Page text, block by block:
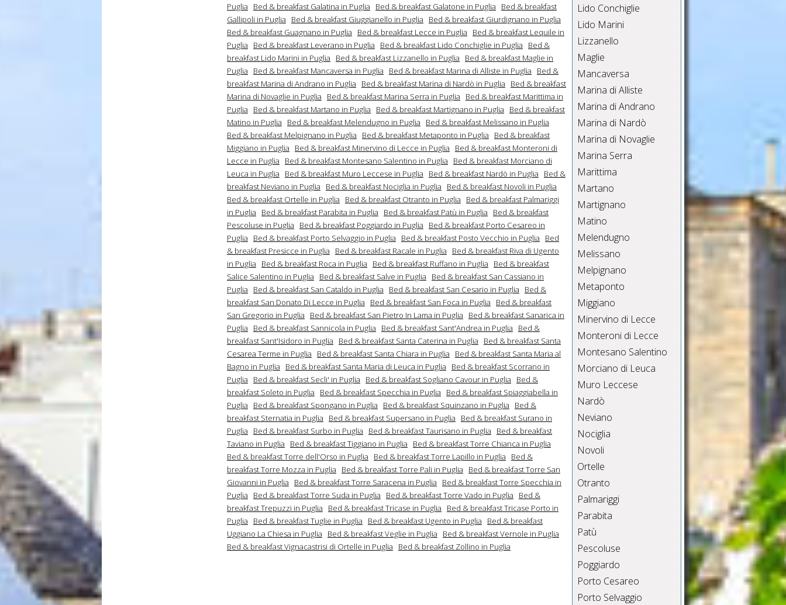
Puglia
Bed & breakfast Galatina in Puglia Bed & breakfast Galatone in Puglia
Bed & breakfast
Gallipoli in Puglia
Bed & breakfast Giuggianello in Puglia
Bed & breakfast Giurdignano in Puglia
Bed & breakfast Guagnano in Puglia
Bed & breakfast Lecce in Puglia
Bed & breakfast Lequile in
Puglia
Bed & breakfast Leverano in Puglia Bed & breakfast Lido Conchiglie in Puglia
Bed &
breakfast Lido Marini in Puglia
Bed & breakfast Lizzanello in Puglia
Bed & breakfast Maglie in
Puglia
Bed & breakfast Mancaversa in Puglia Bed & breakfast Marina di Alliste in Puglia
Bed &
breakfast Marina di Andrano in Puglia
Bed & breakfast Marina di Nardò in Puglia
Bed & breakfast
Marina di Novaglie in Puglia
Bed & breakfast Marina Serra in Puglia
Bed & breakfast Marittima in
Puglia
Bed & breakfast Martano in Puglia Bed & breakfast Martignano in Puglia
Bed & breakfast
Matino in Puglia
Bed & breakfast Melendugno in Puglia
Bed & breakfast Melissano in Puglia
Bed & breakfast Melpignano in Puglia
Bed & breakfast Metaponto in Puglia
Bed & breakfast
Miggiano in Puglia
Bed & breakfast Minervino di Lecce in Puglia
Bed & breakfast Monteroni di
Lecce in Puglia
Bed & breakfast Montesano Salentino in Puglia
Bed & breakfast Morciano di
Leuca in Puglia
Bed & breakfast Muro Leccese in Puglia Bed & breakfast Nardò in Puglia
Bed &
breakfast Neviano in Puglia
Bed & breakfast Nociglia in Puglia
Bed & breakfast Novoli in Puglia
Bed & breakfast Ortelle in Puglia
Bed & breakfast Otranto in Puglia
Bed & breakfast Palmariggi
in Puglia
Bed & breakfast Parabita in Puglia Bed & breakfast Patù in Puglia
Bed & breakfast
Pescoluse in Puglia
Bed & breakfast Poggiardo in Puglia
Bed & breakfast Porto Cesareo in
Puglia
Bed & breakfast Porto Selvaggio in Puglia Bed & breakfast Posto Vecchio in Puglia
Bed
& breakfast Presicce in Puglia
Bed & breakfast Racale in Puglia
Bed & breakfast Riva di Ugento
in Puglia
Bed & breakfast Roca in Puglia Bed & breakfast Ruffano in Puglia
Bed & breakfast
Salice Salentino in Puglia
Bed & breakfast Salve in Puglia
Bed & breakfast San Cassiano in
Puglia
Bed & breakfast San Cataldo in Puglia Bed & breakfast San Cesario in Puglia
Bed &
breakfast San Donato Di Lecce in Puglia
Bed & breakfast San Foca in Puglia
Bed & breakfast
San Gregorio in Puglia
Bed & breakfast San Pietro In Lama in Puglia
Bed & breakfast Sanarica in
Puglia
Bed & breakfast Sannicola in Puglia Bed & breakfast Sant'Andrea in Puglia
Bed &
breakfast Sant'Isidoro in Puglia
Bed & breakfast Santa Caterina in Puglia
Bed & breakfast Santa
Cesarea Terme in Puglia
Bed & breakfast Santa Chiara in Puglia
Bed & breakfast Santa Maria al
Bagno in Puglia
Bed & breakfast Santa Maria di Leuca in Puglia
Bed & breakfast Scorrano in
Puglia
Bed & breakfast Secli' in Puglia Bed & breakfast Sogliano Cavour in Puglia
Bed &
breakfast Soleto in Puglia
Bed & breakfast Specchia in Puglia
Bed & breakfast Spiaggiabella in
Puglia
Bed & breakfast Spongano in Puglia Bed & breakfast Squinzano in Puglia
Bed &
breakfast Sternatia in Puglia
Bed & breakfast Supersano in Puglia
Bed & breakfast Surano in
Puglia
Bed & breakfast Surbo in Puglia Bed & breakfast Taurisano in Puglia
Bed & breakfast
Taviano in Puglia
Bed & breakfast Tiggiano in Puglia
Bed & breakfast Torre Chianca in Puglia
Bed & breakfast Torre dell'Orso in Puglia
Bed & breakfast Torre Lapillo in Puglia
Bed &
breakfast Torre Mozza in Puglia
Bed & breakfast Torre Pali in Puglia
Bed & breakfast Torre San
Giovanni in Puglia
Bed & breakfast Torre Saracena in Puglia
Bed & breakfast Torre Specchia in
Puglia
Bed & breakfast Torre Suda in Puglia Bed & breakfast Torre Vado in Puglia
Bed &
breakfast Trepuzzi in Puglia
Bed & breakfast Tricase in Puglia
Bed & breakfast Tricase Porto in
Puglia
Bed & breakfast Tuglie in Puglia Bed & breakfast Ugento in Puglia
Bed & breakfast
Uggiano La Chiesa in Puglia
Bed & breakfast Veglie in Puglia
Bed & breakfast Vernole in Puglia
Bed & breakfast Vignacastrisi di Ortelle in Puglia
Bed & breakfast Zollino in Puglia
Lido Conchiglie
Lido Marini
Lizzanello
Maglie
Mancaversa
Marina di Alliste
Marina di Andrano
Marina di Nardò
Marina di Novaglie
Marina Serra
Marittima
Martano
Martignano
Matino
Melendugno
Melissano
Melpignano
Metaponto
Miggiano
Minervino di Lecce
Monteroni di Lecce
Montesano Salentino
Morciano di Leuca
Muro Leccese
Nardò
Neviano
Nociglia
Novoli
Ortelle
Otranto
Palmariggi
Parabita
Patù
Pescoluse
Poggiardo
Porto Cesareo
Porto Selvaggio